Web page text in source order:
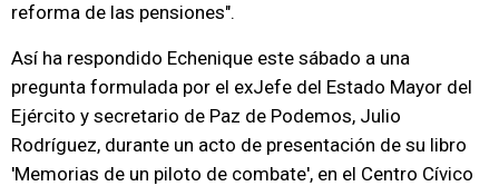
reforma de las pensiones".
Así ha respondido Echenique este sábado a una
pregunta formulada por el exJefe del Estado Mayor del
Ejército y secretario de Paz de Podemos, Julio
Rodríguez, durante un acto de presentación de su libro
'Memorias de un piloto de combate', en el Centro Cívico